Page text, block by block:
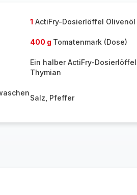
1 ActiFry-Dosierlöffel Olivenöl
400 g Tomatenmark (Dose)
Ein halber ActiFry-
Thymian
Salz, Pfeffer